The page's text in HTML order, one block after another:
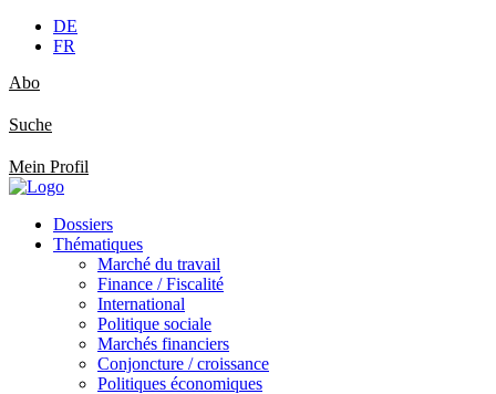
DE
FR
Abo
Suche
Mein Profil
Dossiers
Thématiques
Marché du travail
Finance / Fiscalité
International
Politique sociale
Marchés financiers
Conjoncture / croissance
Politiques économiques